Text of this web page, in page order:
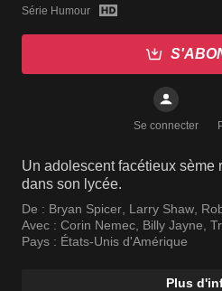
Série Humour
Se connecter
Un adolescent facétieux sème
dans son lycée.
De : Bryan Spicer Larry Shaw
Avec : Corin Nemec Billy Jayne
Pays : États-Unis d'Amérique
Plus